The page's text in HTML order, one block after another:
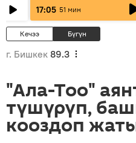
17:05 51 мин
Кечээ Бүгүн
г. Бишкек 89.3
"Ала-Тоо"
түшүрүп,
кооздоп